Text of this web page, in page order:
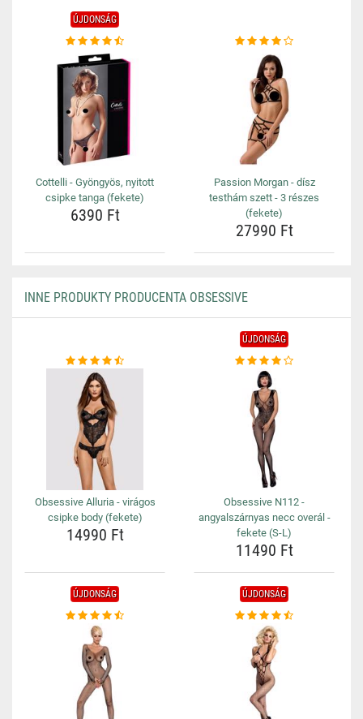
ÚJDONSÁG
Cottelli - Gyöngyös, nyitott
csipke tanga (fekete)
6390 Ft
Passion Morgan - dísz
testhám szett - 3 részes
(fekete)
27990 Ft
INNE PRODUKTY PRODUCENTA OBSESSIVE
Obsessive Alluria - virágos
csipke body (fekete)
14990 Ft
ÚJDONSÁG
Obsessive N112 -
angyalszárnyas necc overál -
fekete (S-L)
11490 Ft
ÚJDONSÁG ÚJDONSÁG